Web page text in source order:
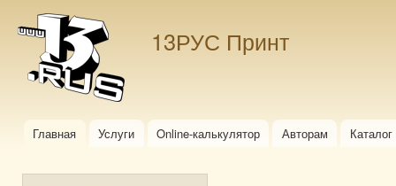
13РУС Принт
Главное меню
Главная Услуги Online-калькулятор Авторам